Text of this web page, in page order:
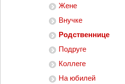
Жене
Внучке
Родственнице
Подруге
Коллеге
На юбилей